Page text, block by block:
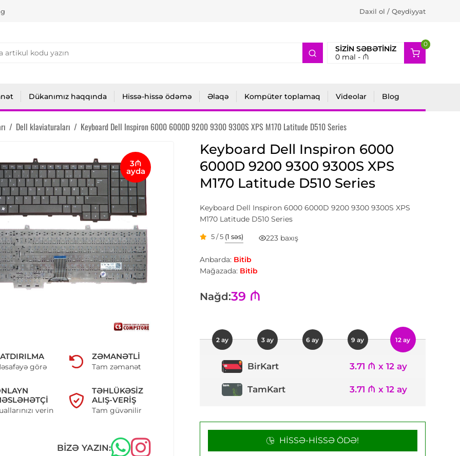
Daxil ol / Qeydiyyat
SIZIN SƏBƏTINIZ
0mal - ₼
0
2
Dükanımız haqqında Hissə-hissə ödəmə Əlaqə Kompüter toplamaq Videolar Blog
/ Dell klaviaturaları / Keyboard Dell Inspiron 6000 6000D 9200 9300 9300S XPS M170 Latitude D510 Series
3₼
ayda
görə
ZƏMANƏTLI
Tam zəmanət
verin
TƏHLÜKƏSIZ
ALIŞ-VERIŞ
Tam güvənilir
BIZƏ YAZIN:
Keyboard Dell Inspiron 6000
6000D 9200 9300 9300S XPS
M170 Latitude D510 Series
Keyboard Dell Inspiron 6000 6000D 9200 9300 9300S XPS
M170 Latitude D510 Series
5 / 5 (1 səs) 223 baxış
Anbarda: Bitib
Mağazada: Bitib
Nağd:39 ₼
2 ay 3 ay 6 ay 9 ay 12 ay
BirKart 3.71 ₼ x 12 ay
TamKart 3.71 ₼ x 12 ay
HISSƏ-HISSƏ ÖDƏ!